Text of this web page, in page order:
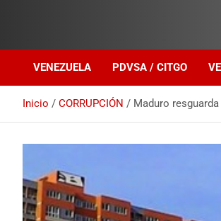
VENEZUELA PDVSA / CITGO
Inicio CORRUPCIÓN Maduro